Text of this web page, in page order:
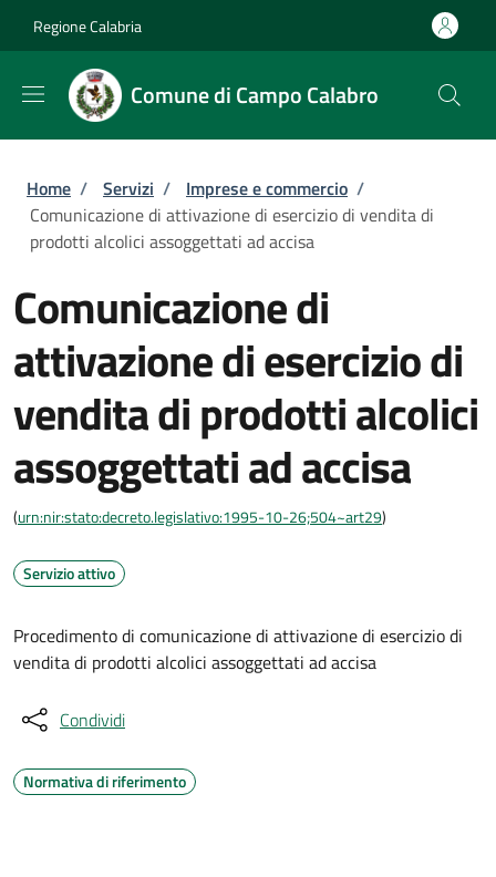
Regione Calabria
Comune di Campo Calabro
Briciole di pane
Home / Servizi / Imprese e commercio /
Comunicazione di attivazione di esercizio di vendita di
prodotti alcolici assoggettati ad accisa
Comunicazione di
attivazione di esercizio di
vendita di prodotti alcolici
assoggettati ad accisa
(urn:nir:stato:decreto.legislativo:1995-10-26;504~art29)
Servizio attivo
Procedimento di comunicazione di attivazione di esercizio di
vendita di prodotti alcolici assoggettati ad accisa
Condividi
Normativa di riferimento